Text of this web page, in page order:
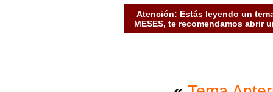
Atención: Estás leyendo un
MESES, te recomendamos abrir